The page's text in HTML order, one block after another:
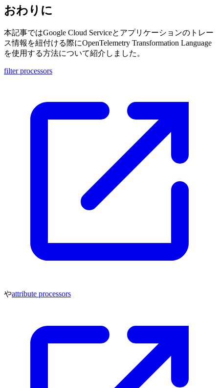
おわりに
本記事ではGoogle Cloud Serviceとアプリケーションのトレー
ス情報を紐付ける際にOpenTelemetry Transformation Language
を使用する方法について紹介しました。
filter processors
やattribute processors